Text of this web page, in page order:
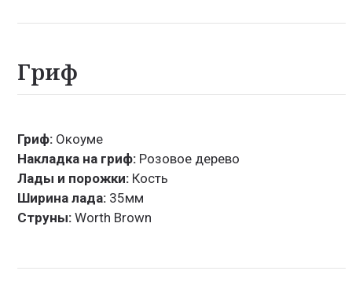
Гриф
Гриф: Окоуме
Накладка на гриф: Розовое дерево
Лады и порожки: Кость
Ширина лада: 35мм
Струны: Worth Brown